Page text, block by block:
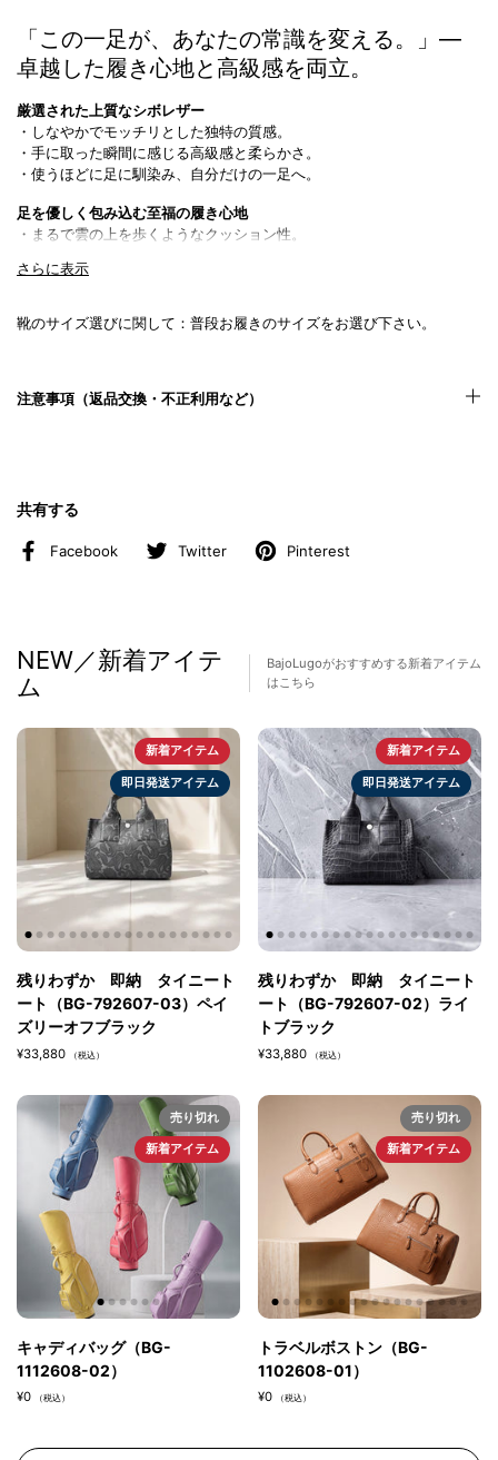
さらに表示
「この一足が、あなたの常識を変える。」―
卓越した履き心地と高級感を両立。
厳選された上質なシボレザー
・しなやかでモッチリとした独特の質感。
・手に取った瞬間に感じる高級感と柔らかさ。
・使うほどに足に馴染み、自分だけの一足へ。
足を優しく包み込む至福の履き心地
・まるで雲の上を歩くようなクッション性。
・長時間の歩行でも疲れにくい快適設計
シンプルながらも独特のオーラを放つデザイン
・無駄を省いた洗練されたシルエット
履くだけで日々のスタイルがエレガントに
・シンプルながらも一流の風格を演出。
・革の経年変化を楽しみながら、自分だけの一足に育てる喜び
特徴
・イタリアを代表する底製造会社で造られた発砲スポンジソールを使
用。（ウェアライトソール）
・一日中履いても疲れさせないソフトなフィット感。
・インソールにはマシュマロと呼ばれる低反発スポンジを挿入。履き心
地を更にレベルアップ。
・国産天然皮革。
・シボ型押し。
商品名
レザースニーカー
商品番号
B1-1-2503-03
カラー
21.5cm ～ 29.0cm ( 37 ～ 44 )
国産最高級牛革
MADE IN JAPAN
靴のサイズ選びに関して：普段お履きのサイズをお選び下さい。
注意事項（返品交換・不正利用など）
共有する
Facebook Twitter Pinterest
NEW／新着アイテ
ム
BajoLugoがおすすめする新着アイテム
はこちら
残りわずか 即納 タイニート
ート（BG-792607-03）ペイ
ズリーオフブラック
¥33,880 （税込）
新着アイテム
即日発送アイテム
残りわずか 即納 タイニート
ート（BG-792607-02）ライ
トブラック
¥33,880 （税込）
新着アイテム
即日発送アイテム
キャディバッグ（BG-
1112608-02）
¥0 （税込）
売り切れ
新着アイテム
トラベルボストン（BG-
1102608-01）
¥0 （税込）
売り切れ
新着アイテム